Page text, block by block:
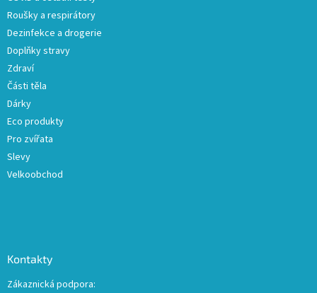
Roušky a respirátory
Dezinfekce a drogerie
Doplňky stravy
Zdraví
Části těla
Dárky
Eco produkty
Pro zvířata
Slevy
Velkoobchod
Kontakty
Zákaznická podpora: